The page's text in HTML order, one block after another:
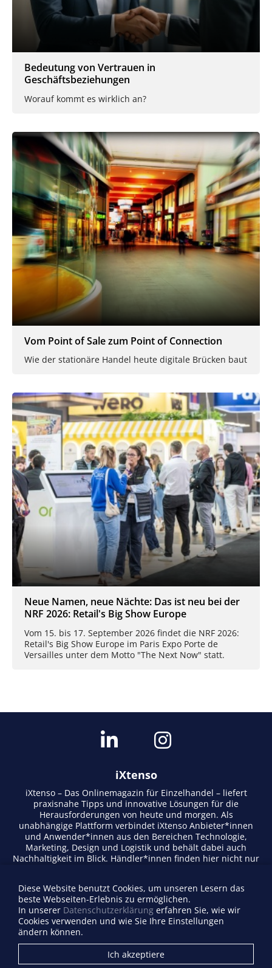
Bedeutung von Vertrauen in
Geschäftsbeziehungen
Worauf kommt es wirklich an?
Vom Point of Sale zum Point of Connection
Wie der stationäre Handel heute digitale Brücken baut
Neue Namen, neue Nächte: Das ist neu bei der
NRF 2026: Retail's Big Show Europe
Vom 15. bis 17. September 2026 findet die NRF 2026:
Retail's Big Show Europe im Paris Expo Porte de
Versailles unter dem Motto "The Next Now" statt.
iXtenso
iXtenso – Das Onlinemagazin für Einzelhandel – liefert
praxisnahe Tipps und innovative Lösungen für die
Herausforderungen von heute und morgen. Als
unabhängige Plattform verbindet iXtenso Anbieter*innen
und Anwender*innen aus den Bereichen Technologie,
Marketing, Design und Logistik und behält dabei auch
Nachhaltigkeit im Blick. Händler*innen finden hier nicht nur
lebendigen Schreibstil und relevantem Content fördert das
Magazin den Austausch innerhalb der Retail-Community.
Ob digitale Trends oder praktische Alltagstipps – iXtenso
macht Wissen für den Handel zugänglich.
Diese Website benutzt Cookies, um unseren Lesern das
beste Webseiten-Erlebnis zu ermöglichen.
In unserer Datenschutzerklärung erfahren Sie, wie wir
Cookies verwenden und wie Sie Ihre Einstellungen
ändern können.
Ich akzeptiere